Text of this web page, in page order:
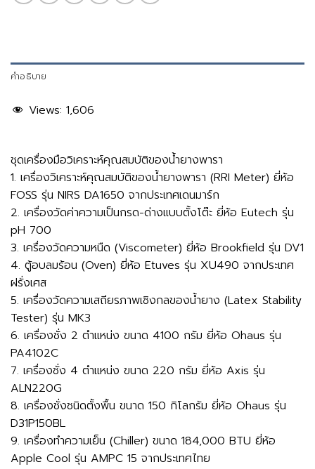
คำอธิบาย
Views: 1,606
ชุดเครื่องมือวิเคราะห์คุณสมบัติของน้ำยางพารา
1. เครื่องวิเคราะห์คุณสมบัติของน้ำยางพารา (RRI Meter) ยี่ห้อ
FOSS รุ่น NIRS DA1650 จากประเทศเดนมาร์ก
2. เครื่องวัดค่าความเป็นกรด-ด่างแบบตั้งโต๊ะ ยี่ห้อ Eutech รุ่น
pH 700
3. เครื่องวัดความหนืด (Viscometer) ยี่ห้อ Brookfield รุ่น DV1
4. ตู้อบลมร้อน (Oven) ยี่ห้อ Etuves รุ่น XU490 จากประเทศ
ฝรั่งเศส
5. เครื่องวัดความเสถียรภาพเชิงกลของน้ำยาง (Latex Stability
Tester) รุ่น MK3
6. เครื่องชั่ง 2 ตำแหน่ง ขนาด 4100 กรัม ยี่ห้อ Ohaus รุ่น
PA4102C
7. เครื่องชั่ง 4 ตำแหน่ง ขนาด 220 กรัม ยี่ห้อ Axis รุ่น
ALN220G
8. เครื่องชั่งชนิดตั้งพื้น ขนาด 150 กิโลกรัม ยี่ห้อ Ohaus รุ่น
D31P150BL
9. เครื่องทำความเย็น (Chiller) ขนาด 184,000 BTU ยี่ห้อ
Apple Cool รุ่น AMPC 15 จากประเทศไทย